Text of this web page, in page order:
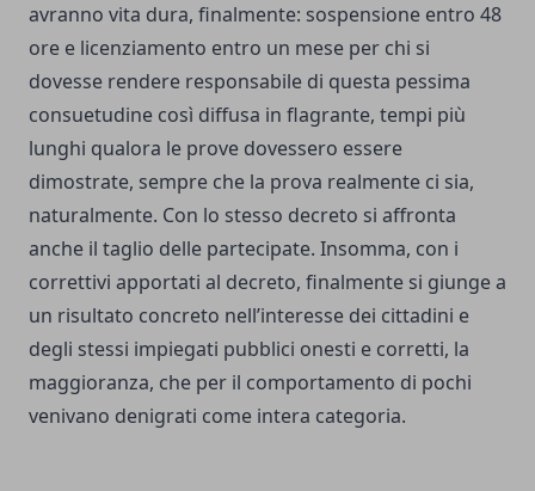
avranno vita dura, finalmente: sospensione entro 48
ore e licenziamento entro un mese per chi si
dovesse rendere responsabile di questa pessima
consuetudine così diffusa in flagrante, tempi più
lunghi qualora le prove dovessero essere
dimostrate, sempre che la prova realmente ci sia,
naturalmente. Con lo stesso decreto si affronta
anche il taglio delle partecipate. Insomma, con i
correttivi apportati al decreto, finalmente si giunge a
un risultato concreto nell’interesse dei cittadini e
degli stessi impiegati pubblici onesti e corretti, la
maggioranza, che per il comportamento di pochi
venivano denigrati come intera categoria.